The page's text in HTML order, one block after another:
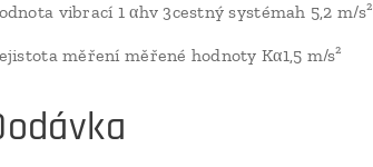
vibrací 1 αhv 3cestný systémah 5,2 m/s²
měření měřené hodnoty Kα1,5 m/s²